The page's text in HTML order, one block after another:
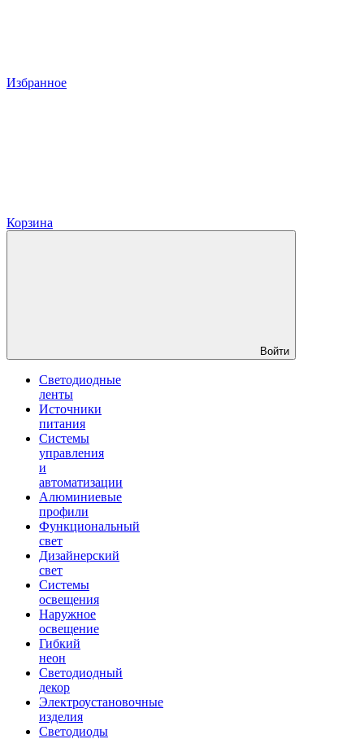
Избранное
Корзина
Войти
Светодиодные
ленты
Источники
питания
Системы
управления
и
автоматизации
Алюминиевые
профили
Функциональный
свет
Дизайнерский
свет
Системы
освещения
Наружное
освещение
Гибкий
неон
Светодиодный
декор
Электроустановочные
изделия
Светодиоды